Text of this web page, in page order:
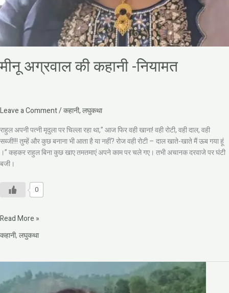
मीनू अग्रवाल की कहानी -नियामत
Leave a Comment/कहानी,लघुकथा
राहुल अपनी पत्नी मृदुला पर चिल्ला रहा था,” आज फिर वही खाना! वही रोटी, वही दाल, वही
सब्जी!!! तुम्हें और कुछ बनाना भी आता है या नहीं? रोज वही रोटी – दाल खाते-खाते मैं ऊब गया हूं
।” कहकर राहुल बिना कुछ खाए तमतमाएं अपने काम पर चले गए। तभी अचानक दरवाजे पर घंटी
बजी।
0
Read More »
कहानी,लघुकथा
दत्त